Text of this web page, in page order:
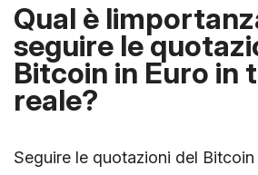
Qual è
seguire le
Bitcoin in Euro in
reale?
Seguire le quotazioni del